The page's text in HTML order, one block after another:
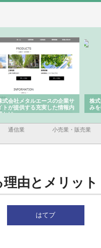
式会社メタルエースの企業サ
トが提供する充実した情報内
とは
株
み
通信業 小売業・販売業
由とメリット
はてブ